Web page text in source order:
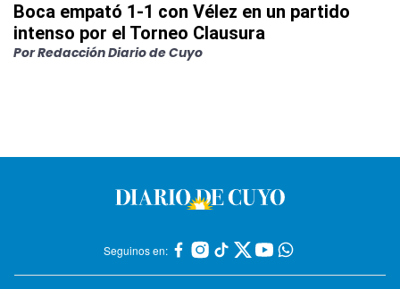
Boca empató 1-1 con Vélez en un partido
intenso por el Torneo Clausura
PorRedacción Diario de Cuyo
Seguinos en: